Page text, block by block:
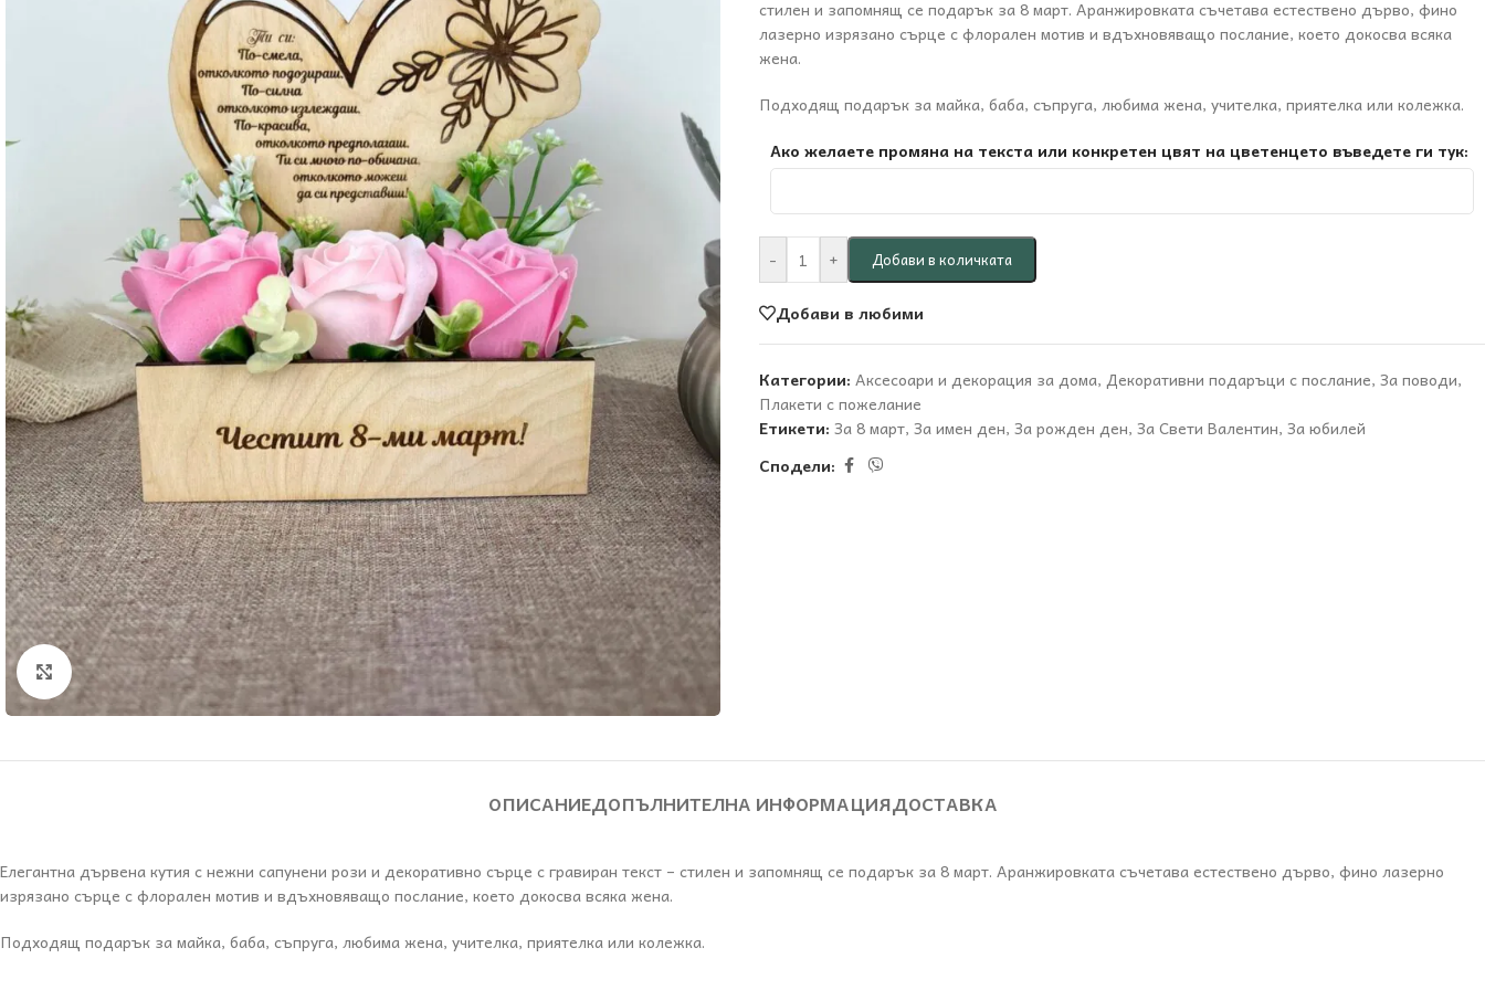
Увеличи
стилен и запомнящ се подарък за 8 март. Аранжировката съчетава естествено дърво, фино
лазерно изрязано сърце с флорален мотив и вдъхновяващо послание, което докосва всяка
жена.
Подходящ подарък за майка, баба, съпруга, любима жена, учителка, приятелка или колежка.
Ако желаете промяна на текста или конкретен цвят на цветенцето въведете ги тук:
- + Добави в количката
Добави в любими
Категории: Аксесоари и декорация за дома, Декоративни подаръци с послание, За поводи,
Плакети с пожелание
Етикети: За 8 март, За имен ден, За рожден ден, За Свети Валентин, За юбилей
Сподели:
ОПИСАНИЕДОПЪЛНИТЕЛНА ИНФОРМАЦИЯДОСТАВКА
Елегантна дървена кутия с нежни сапунени рози и декоративно сърце с гравиран текст – стилен и запомнящ се подарък за 8 март. Аранжировката съчетава естествено дърво, фино лазерно
изрязано сърце с флорален мотив и вдъхновяващо послание, което докосва всяка жена.
Подходящ подарък за майка, баба, съпруга, любима жена, учителка, приятелка или колежка.